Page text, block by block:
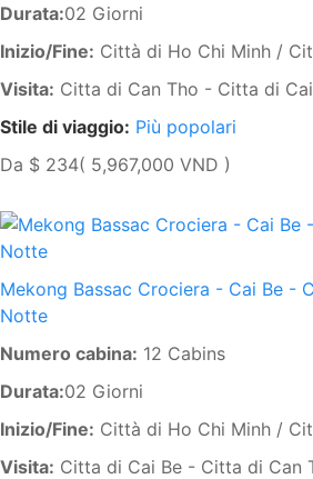
Durata:02 Giorni
Inizio/Fine: Città di Ho Chi Minh /
Visita: Citta di Can Tho - Citta di
Stile di viaggio: Più popolari
Da $ 234( 5,967,000 VND )
Mekong Bassac Crociera - Cai Be -
Notte
Numero cabina: 12 Cabins
Durata:02 Giorni
Inizio/Fine: Città di Ho Chi Minh /
Visita: Citta di Cai Be - Citta di Can